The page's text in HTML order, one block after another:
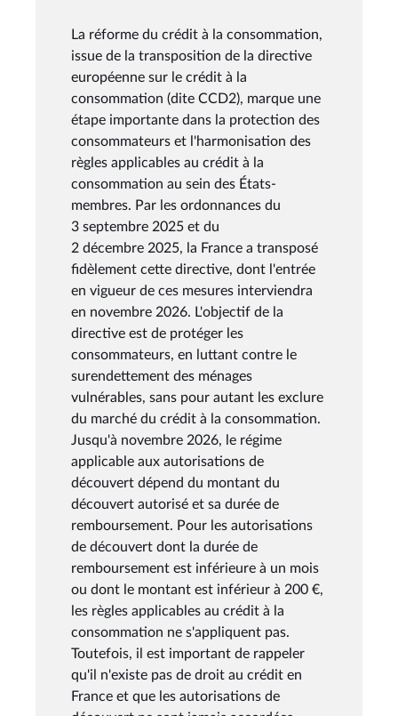
La réforme du crédit à la consommation,
issue de la transposition de la directive
européenne sur le crédit à la
consommation (dite CCD2), marque une
étape importante dans la protection des
consommateurs et l'harmonisation des
règles applicables au crédit à la
consommation au sein des États-
membres. Par les ordonnances du
3 septembre 2025 et du
2 décembre 2025, la France a transposé
fidèlement cette directive, dont l'entrée
en vigueur de ces mesures interviendra
en novembre 2026. L'objectif de la
directive est de protéger les
consommateurs, en luttant contre le
surendettement des ménages
vulnérables, sans pour autant les exclure
du marché du crédit à la consommation.
Jusqu'à novembre 2026, le régime
applicable aux autorisations de
découvert dépend du montant du
découvert autorisé et sa durée de
remboursement. Pour les autorisations
de découvert dont la durée de
remboursement est inférieure à un mois
ou dont le montant est inférieur à 200 €,
les règles applicables au crédit à la
consommation ne s'appliquent pas.
Toutefois, il est important de rappeler
qu'il n'existe pas de droit au crédit en
France et que les autorisations de